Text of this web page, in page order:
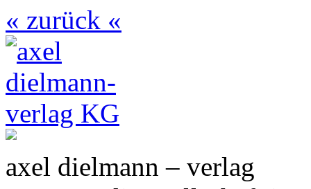
« zurück «
axel dielmann – verlag